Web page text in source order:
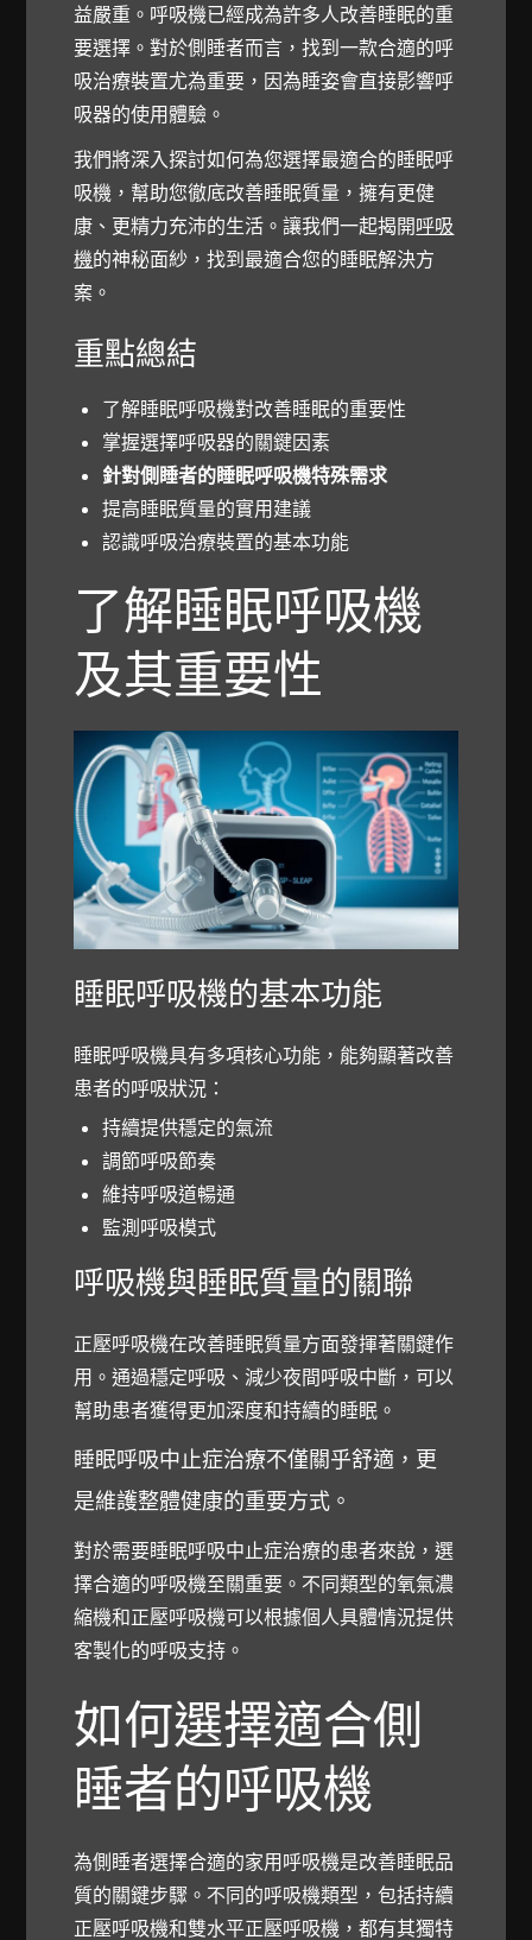
益嚴重。呼吸機已經成為許多人改善睡眠的重
要選擇。對於側睡者而言，找到一款合適的呼
吸治療裝置尤為重要，因為睡姿會直接影響呼
吸器的使用體驗。
我們將深入探討如何為您選擇最適合的睡眠呼
吸機，幫助您徹底改善睡眠質量，擁有更健
康、更精力充沛的生活。讓我們一起揭開呼吸
機的神秘面紗，找到最適合您的睡眠解決方
案。
重點總結
了解睡眠呼吸機對改善睡眠的重要性
掌握選擇呼吸器的關鍵因素
針對側睡者的睡眠呼吸機特殊需求
提高睡眠質量的實用建議
認識呼吸治療裝置的基本功能
了解睡眠呼吸機
及其重要性
睡眠呼吸機的基本功能
睡眠呼吸機具有多項核心功能，能夠顯著改善
患者的呼吸狀況：
持續提供穩定的氣流
調節呼吸節奏
維持呼吸道暢通
監測呼吸模式
呼吸機與睡眠質量的關聯
正壓呼吸機在改善睡眠質量方面發揮著關鍵作
用。通過穩定呼吸、減少夜間呼吸中斷，可以
幫助患者獲得更加深度和持續的睡眠。
睡眠呼吸中止症治療不僅關乎舒適，更
是維護整體健康的重要方式。
對於需要睡眠呼吸中止症治療的患者來說，選
擇合適的呼吸機至關重要。不同類型的氧氣濃
縮機和正壓呼吸機可以根據個人具體情況提供
客製化的呼吸支持。
如何選擇適合側
睡者的呼吸機
為側睡者選擇合適的家用呼吸機是改善睡眠品
質的關鍵步驟。不同的呼吸機類型，包括持續
正壓呼吸機和雙水平正壓呼吸機，都有其獨特